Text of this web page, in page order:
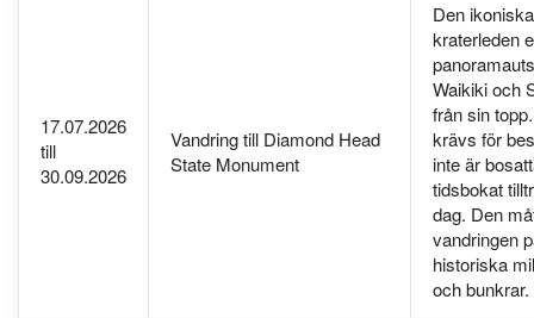
17.07.2026
till
30.09.2026
Vandring till Diamond Head
State Monument
Den
kraterleden
Waikiki och
från sin
krävs för
inte är
tidsbokat
dag. Den
vandringen
historiska
och bunkrar.